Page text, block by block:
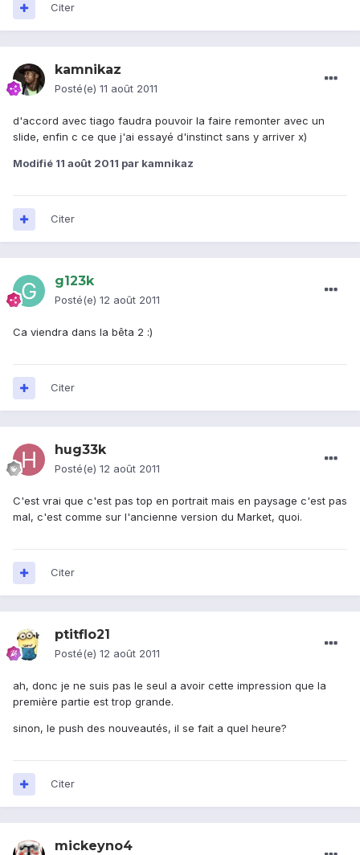
Citer
kamnikaz
Posté(e) 11 août 2011
d'accord avec tiago faudra pouvoir la faire remonter avec un
slide, enfin c ce que j'ai essayé d'instinct sans y arriver x)
Modifié 11 août 2011 par kamnikaz
Citer
g123k
Posté(e) 12 août 2011
Ca viendra dans la bêta 2 :)
Citer
hug33k
Posté(e) 12 août 2011
C'est vrai que c'est pas top en portrait mais en paysage c'est pas
mal, c'est comme sur l'ancienne version du Market, quoi.
Citer
ptitflo21
Posté(e) 12 août 2011
ah, donc je ne suis pas le seul a avoir cette impression que la
première partie est trop grande.
sinon, le push des nouveautés, il se fait a quel heure?
Citer
mickeyno4